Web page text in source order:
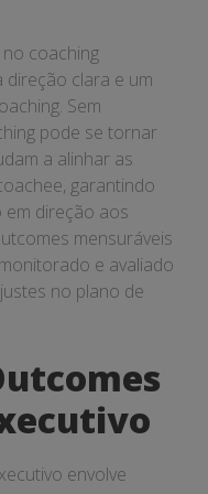
coaching
clara e um
Sem
pode se tornar
a alinhar as
garantindo
direção aos
mensuráveis
e avaliado
no plano de
envolve